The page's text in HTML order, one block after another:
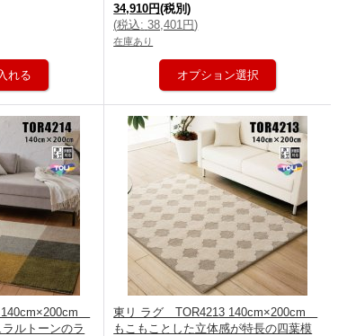
34,910円(税別)
(税込: 38,401円)
在庫あり
ルトーンのラ
東リ ラグ TOR4213 140cm×200cm
もこもことした立体感が特長の四葉模